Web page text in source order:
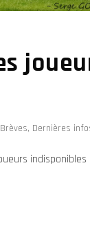
Brèves, Dernières
indisponibles